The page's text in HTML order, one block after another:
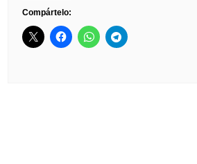
Compártelo: